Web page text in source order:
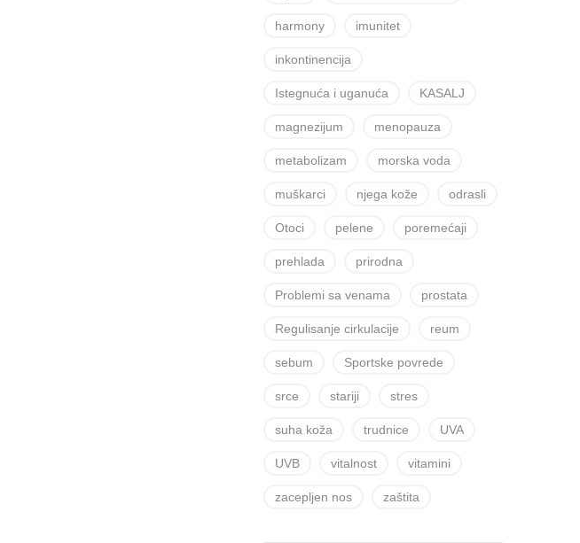
harmony imunitet
inkontinencija
Istegnuća i uganuća KASALJ
magnezijum menopauza
metabolizam morska voda
muškarci njega kože odrasli
Otoci pelene poremećaji
prehlada prirodna
Problemi sa venama prostata
Regulisanje cirkulacije reum
sebum Sportske povrede
srce stariji stres
suha koža trudnice UVA
UVB vitalnost vitamini
zacepljen nos zaštita